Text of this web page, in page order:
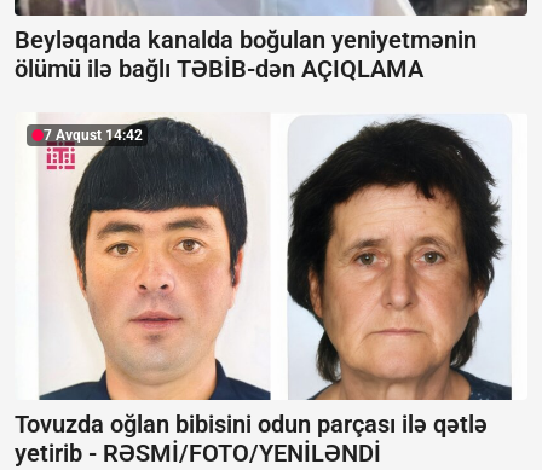
Beyləqanda kanalda boğulan yeniyetmənin
ölümü ilə bağlı TƏBİB-dən AÇIQLAMA
7 Avqust 14:42
Tovuzda oğlan bibisini odun parçası ilə qətlə
yetirib - RƏSMİ/FOTO/YENİLƏNDİ